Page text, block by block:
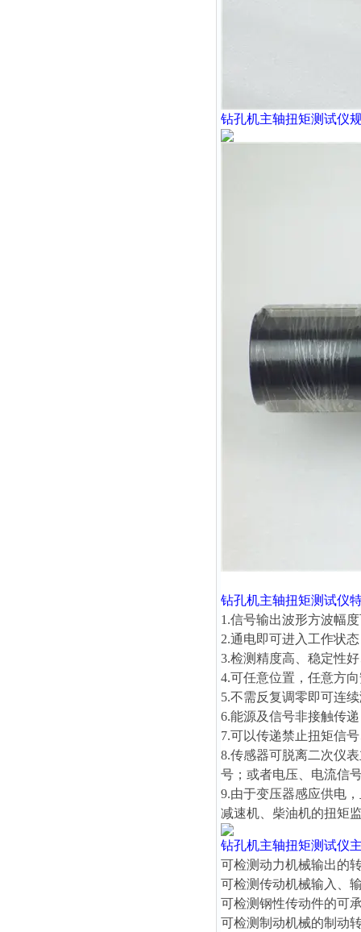
钻孔机主轴扭矩测试仪
钻孔机主轴扭矩测试仪
1.信号输出波形方波幅
2.通电即可进入工作状
3.检测精度高、稳定性
4.可任意位置，任意方
5.不需反复调零即可连
6.能源及信号非接触传
7.可以传递禁止扭矩信
8.传感器可脱离二次仪
号；或者电压、电流信
9.由于变压器感应供电
减速机、柴油机的扭矩
钻孔机主轴扭矩测试仪
可检测动力机械输出的
可检测传动机械输入、
可检测钢性传动件的可
可检测制动机械的制动